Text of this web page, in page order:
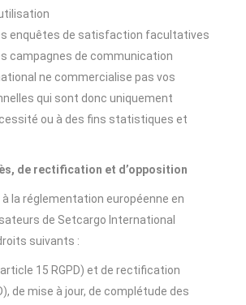
enquêtes de satisfaction facultatives
campagnes de communication
ne commercialise pas vos
qui sont donc uniquement
ou à des fins statistiques et
de rectification et d’opposition
la réglementation européenne en
de Setcargo International
suivants :
15 RGPD) et de rectification
de mise à jour, de complétude des